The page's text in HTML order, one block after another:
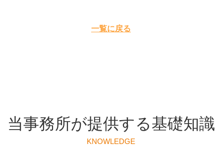
一覧に戻る
当事務所が提供する基礎知識
KNOWLEDGE